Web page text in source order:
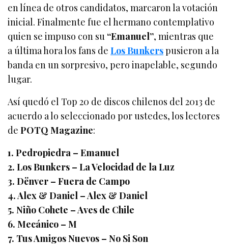
en línea de otros candidatos, marcaron la votación
inicial. Finalmente fue el hermano contemplativo
quien se impuso con su “Emanuel”, mientras que
a última hora los fans deLos Bunkerspusieron a la
banda en un sorpresivo, pero inapelable, segundo
lugar.
Así quedó el Top 20 de discos chilenos del 2013 de
acuerdo a lo seleccionado por ustedes, los lectores
dePOTQ Magazine:
1. Pedropiedra – Emanuel
2. Los Bunkers – La Velocidad de la Luz
3. Dënver – Fuera de Campo
4. Alex & Daniel – Alex & Daniel
5. Niño Cohete – Aves de Chile
6. Mecánico – M
7. Tus Amigos Nuevos – No Si Son